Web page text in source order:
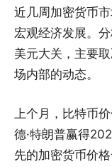
近几周加密货币
宏观经济发展。
美元大关，主要
场内部的动态。
上个月，比特币
德·特朗普赢得
先的加密货币价